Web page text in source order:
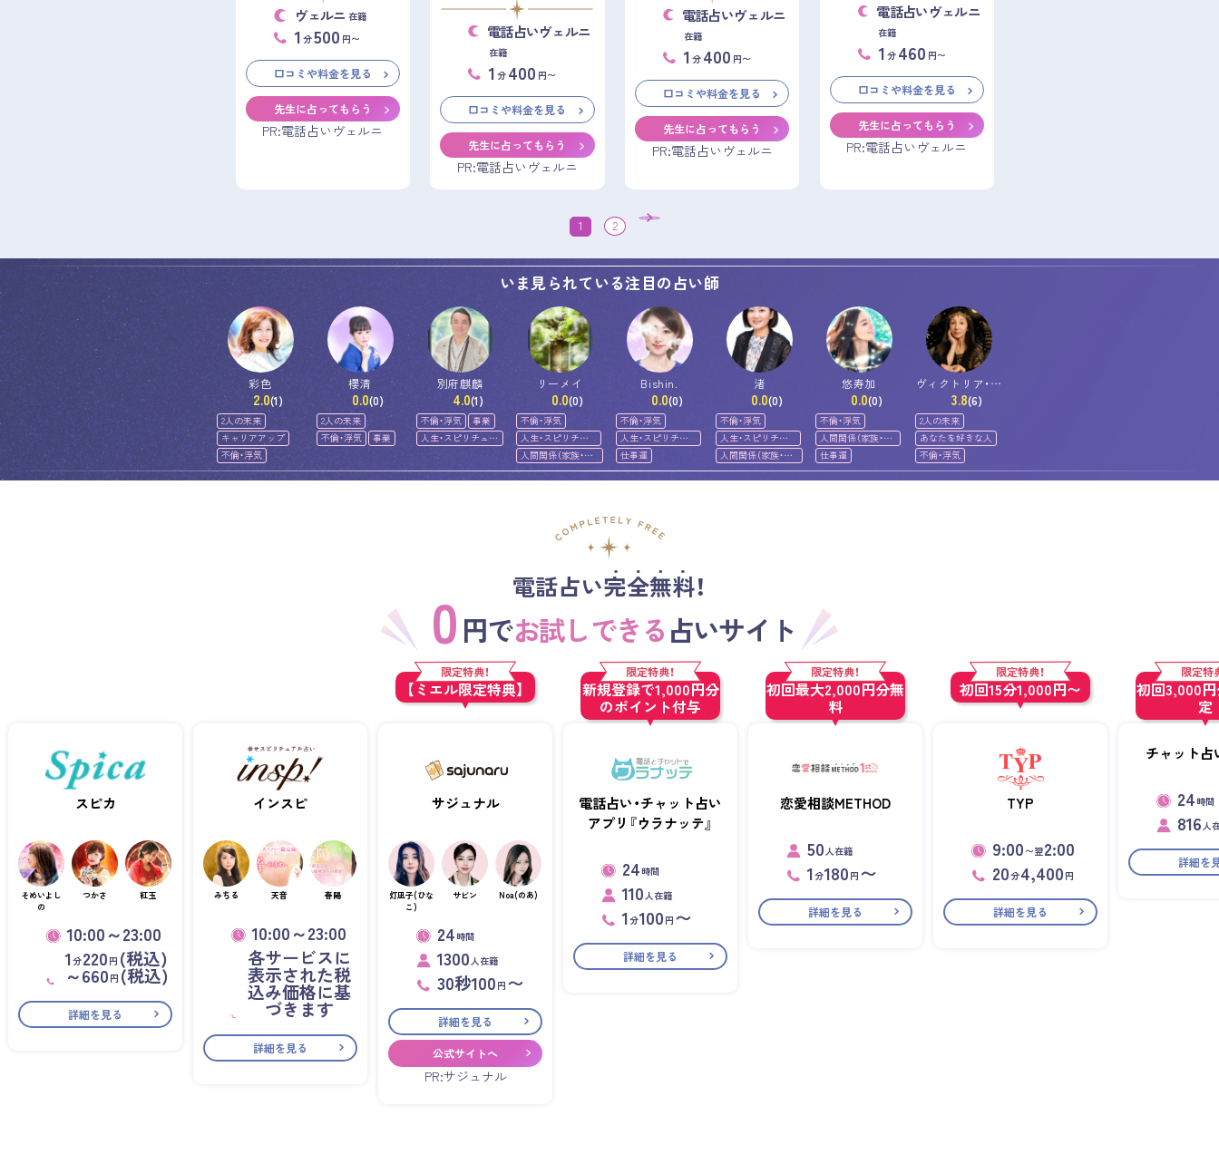
ヴェルニ 在籍
1 分500 円〜
口コミや料金を見る
先生に占ってもらう
PR:電話占いヴェルニ
電話占いヴェルニ
在籍
1 分 400 円〜
口コミや料金を見る
先生に占ってもらう
PR:電話占いヴェルニ
電話占いヴェルニ
在籍
1 分 400 円〜
口コミや料金を見る
先生に占ってもらう
PR:電話占いヴェルニ
電話占いヴェルニ
在籍
1 分 460 円〜
口コミや料金を見る
先生に占ってもらう
PR:電話占いヴェルニ
1 2
いま見られている注目の占い師
彩色
2.0(1)
2人の未来
キャリアアップ
不倫・浮気
櫻清
0.0(0)
2人の未来
不倫・浮気
事業
別府麒麟
4.0(1)
不倫・浮気
事業
人生・スピリチュア
ル
リーメイ
0.0(0)
不倫・浮気
人生・スピリチュ
アル
人間関係（家族・友
人）
Bishin.
0.0(0)
不倫・浮気
人生・スピリチュ
アル
仕事運
渚
0.0(0)
不倫・浮気
人生・スピリチュ
アル
人間関係（家族・友
人）
悠寿加
0.0(0)
不倫・浮気
人間関係（家族・友
人）
仕事運
ヴィクトリア・星
子
3.8(6)
2人の未来
あなたを好きな人
不倫・浮気
電話占い完全無料！
0 円でお試しできる占いサイト
スピカ
そめいよし
の
つかさ 紅玉
10:00～23:00
1分220 円 (税込)
～660 円 (税込)
詳細を見る
インスピ
みちる 天音 春陽
10:00～23:00
各サービスに
表示された税
込み価格に基
づきます
詳細を見る
限定特典！
【ミエル限定特典】
サジュナル
灯凪子(ひな
こ)
サビン Noa(のあ)
24 時間
1300人在籍
30秒100 円 〜
詳細を見る
公式サイトへ
PR:サジュナル
限定特典！
新規登録で1,000円分
のポイント付与
電話占い・チャット占い
アプリ『ウラナッテ』
24 時間
110人在籍
1分100 円 〜
詳細を見る
限定特典！
初回最大2,000円分無
料
恋愛相談METHOD
50人在籍
1分180 円 〜
詳細を見る
限定特典！
初回15分1,000円〜
TYP
9:00 〜翌2:00
20分4,400 円
詳細を見る
限定特
初回3,000
定
チャット占
24 時間
816人
詳細を